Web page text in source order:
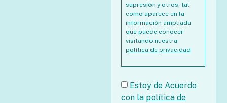
supresión y otros, tal
como aparece en la
información ampliada
que puede conocer
visitando nuestra
política de privacidad
Estoy de Acuerdo
con la política de